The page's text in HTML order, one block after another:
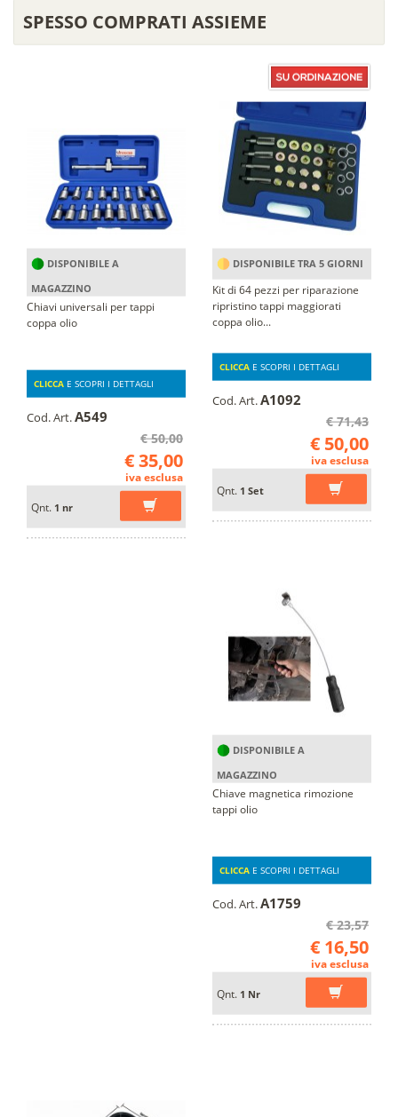
SPESSO COMPRATI ASSIEME
DISPONIBILE A
MAGAZZINO
Chiavi universali per tappi
coppa olio
CLICCA E SCOPRI I DETTAGLI
Cod. Art.A549
€ 50,00
€ 35,00
iva esclusa
Qnt. 1 nr
DISPONIBILE TRA 5 GIORNI
Kit di 64 pezzi per riparazione
ripristino tappi maggiorati
coppa olio...
CLICCA E SCOPRI I DETTAGLI
Cod. Art.A1092
€ 71,43
€ 50,00
iva esclusa
Qnt. 1 Set
DISPONIBILE A
MAGAZZINO
Chiave magnetica rimozione
tappi olio
CLICCA E SCOPRI I DETTAGLI
Cod. Art.A1759
€ 23,57
€ 16,50
iva esclusa
Qnt. 1 Nr